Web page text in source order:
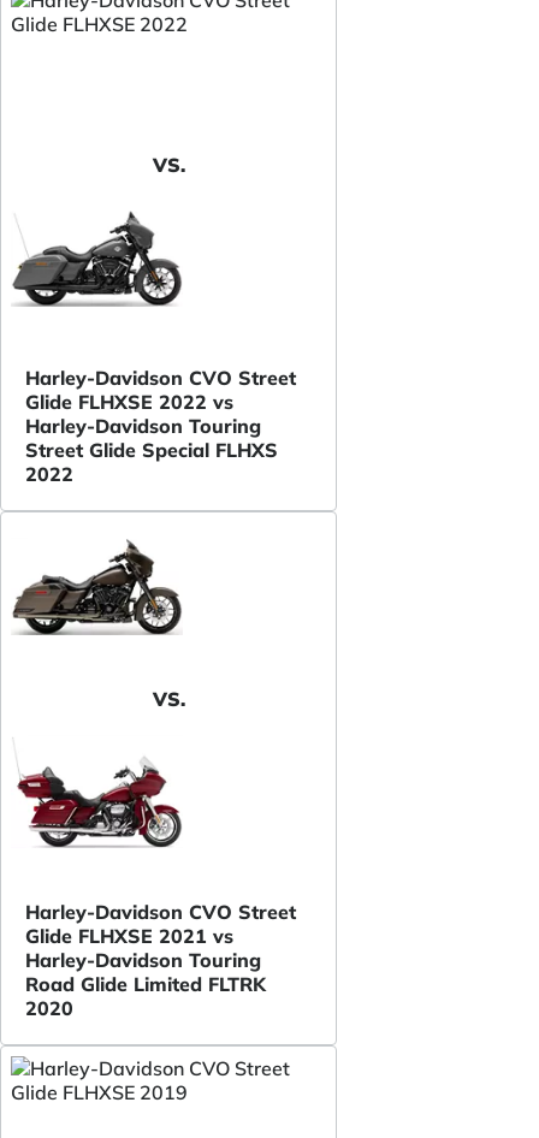
VS.
Harley-Davidson CVO Street
Glide FLHXSE 2022 vs
Harley-Davidson Touring
Street Glide Special FLHXS
2022
VS.
Harley-Davidson CVO Street
Glide FLHXSE 2021 vs
Harley-Davidson Touring
Road Glide Limited FLTRK
2020